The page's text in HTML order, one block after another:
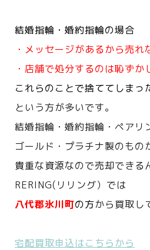
結婚指輪・婚約指輪の場合
・メッセージがあるから売れ
・店舗で処分するのは恥ずか
これらのことで捨ててしまっ
という方が多いです。
結婚指輪・婚約指輪・ペアリ
ゴールド・プラチナ製のもの
貴重な資源なので売却できる
RERING(リリング）では
八代郡氷川町の方から買取し
宅配買取申込はこちらから